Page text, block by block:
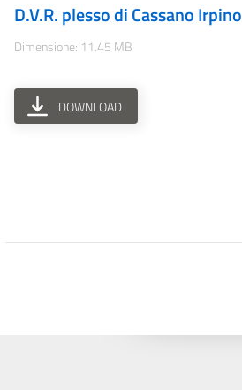
D.V.R. plesso di Cassano Irpino
Dimensione: 11.45 MB
DOWNLOAD